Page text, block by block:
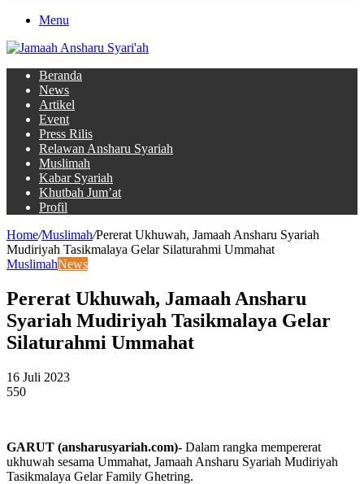
Menu
Beranda
News
Artikel
Event
Press Rilis
Relawan Ansharu Syariah
Muslimah
Kabar Syariah
Khutbah Jum’at
Profil
Home/Muslimah/Pererat Ukhuwah, Jamaah Ansharu Syariah
Mudiriyah Tasikmalaya Gelar Silaturahmi Ummahat
MuslimahNews
Pererat Ukhuwah, Jamaah Ansharu
Syariah Mudiriyah Tasikmalaya Gelar
Silaturahmi Ummahat
16 Juli 2023
550
GARUT (ansharusyariah.com)- Dalam rangka mempererat
ukhuwah sesama Ummahat, Jamaah Ansharu Syariah Mudiriyah
Tasikmalaya Gelar Family Ghetring.